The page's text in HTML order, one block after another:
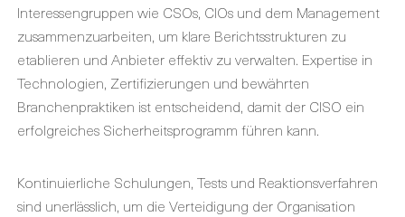
Interessengruppen wie CSOs, CIOs und dem Management
zusammenzuarbeiten, um klare Berichtsstrukturen zu
etablieren und Anbieter effektiv zu verwalten. Expertise in
Technologien, Zertifizierungen und bewährten
Branchenpraktiken ist entscheidend, damit der CISO ein
erfolgreiches Sicherheitsprogramm führen kann.
Kontinuierliche Schulungen, Tests und Reaktionsverfahren
sind unerlässlich, um die Verteidigung der Organisation